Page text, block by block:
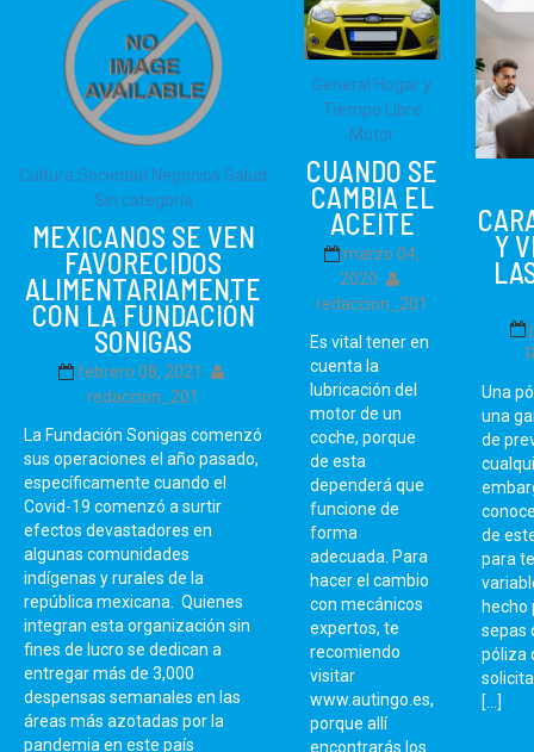
Cultura Sociedad Negocios Salud
Sin categoría
MEXICANOS SE VEN
FAVORECIDOS
ALIMENTARIAMENTE
CON LA FUNDACIÓN
SONIGAS
febrero 08, 2021
redaccion_201
La Fundación Sonigas comenzó
sus operaciones el año pasado,
específicamente cuando el
Covid-19 comenzó a surtir
efectos devastadores en
algunas comunidades
indígenas y rurales de la
república mexicana. Quienes
integran esta organización sin
fines de lucro se dedican a
entregar más de 3,000
despensas semanales en las
áreas más azotadas por la
pandemia en este país
General Hogar y
Tiempo Libre
Motor
CUANDO SE
CAMBIA EL
ACEITE
marzo 04,
2020
redaccion_201
Es vital tener en
cuenta la
lubricación del
motor de un
coche, porque
de esta
dependerá que
funcione de
forma
adecuada. Para
hacer el cambio
con mecánicos
expertos, te
recomiendo
visitar
www.autingo.es,
porque allí
encontrarás los
Y
Una
una
de
de
para
hecho
sepas
póliza
[…]